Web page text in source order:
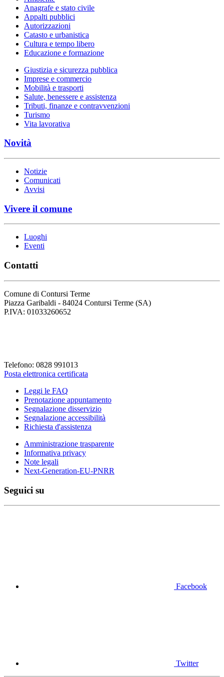
Anagrafe e stato civile
Appalti pubblici
Autorizzazioni
Catasto e urbanistica
Cultura e tempo libero
Educazione e formazione
Giustizia e sicurezza pubblica
Imprese e commercio
Mobilità e trasporti
Salute, benessere e assistenza
Tributi, finanze e contravvenzioni
Turismo
Vita lavorativa
Novità
Notizie
Comunicati
Avvisi
Vivere il comune
Luoghi
Eventi
Contatti
Comune di Contursi Terme
Piazza Garibaldi - 84024 Contursi Terme (SA)
P.IVA: 01033260652
Telefono: 0828 991013
Posta elettronica certificata
Leggi le FAQ
Prenotazione appuntamento
Segnalazione disservizio
Segnalazione accessibilità
Richiesta d'assistenza
Amministrazione trasparente
Informativa privacy
Note legali
Next-Generation-EU-PNRR
Seguici su
Facebook
Twitter